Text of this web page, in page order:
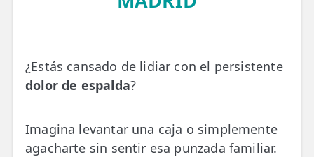
📅 Pedir Cita
🏢 Empresas
¿Estás cansado de lidiar con el persistente
dolor de espalda?
Imagina levantar una caja o simplemente
agacharte sin sentir esa punzada familiar.